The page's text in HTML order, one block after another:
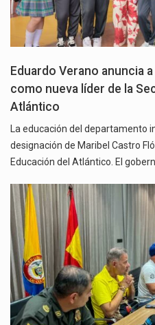
Eduardo Verano anuncia
como nueva líder de la
Atlántico
La educación del departamento
designación de Maribel Castro
Educación del Atlántico. El